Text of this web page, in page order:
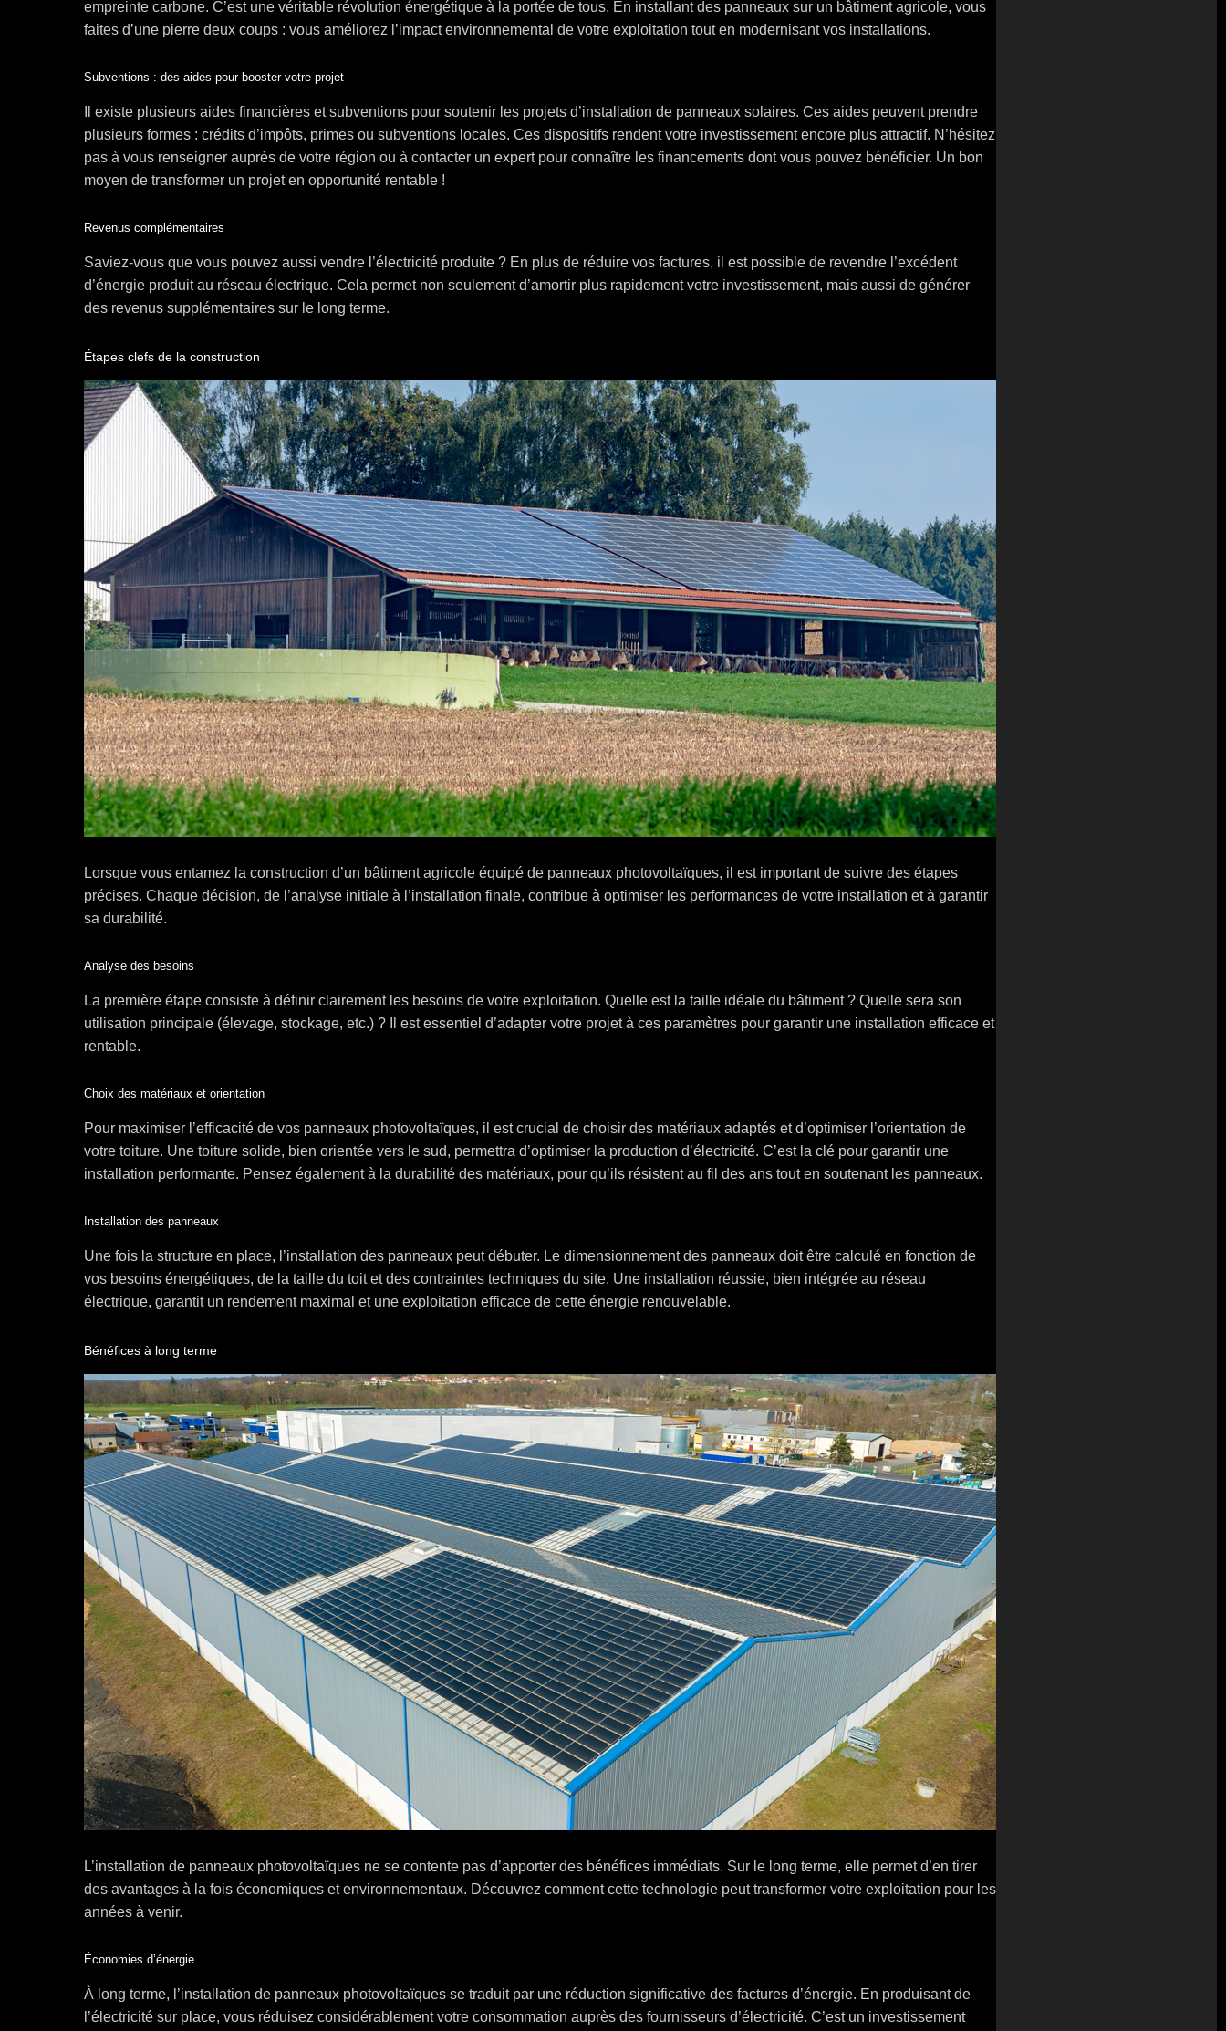
empreinte carbone. C’est une véritable révolution énergétique à la portée de tous. En installant des panneaux sur un bâtiment agricole, vous
faites d’une pierre deux coups : vous améliorez l’impact environnemental de votre exploitation tout en modernisant vos installations.
Subventions : des aides pour booster votre projet
Il existe plusieurs aides financières et subventions pour soutenir les projets d’installation de panneaux solaires. Ces aides peuvent prendre
plusieurs formes : crédits d’impôts, primes ou subventions locales. Ces dispositifs rendent votre investissement encore plus attractif. N’hésitez
pas à vous renseigner auprès de votre région ou à contacter un expert pour connaître les financements dont vous pouvez bénéficier. Un bon
moyen de transformer un projet en opportunité rentable !
Revenus complémentaires
Saviez-vous que vous pouvez aussi vendre l’électricité produite ? En plus de réduire vos factures, il est possible de revendre l’excédent
d’énergie produit au réseau électrique. Cela permet non seulement d’amortir plus rapidement votre investissement, mais aussi de générer
des revenus supplémentaires sur le long terme.
Étapes clefs de la construction
Lorsque vous entamez la construction d’un bâtiment agricole équipé de panneaux photovoltaïques, il est important de suivre des étapes
précises. Chaque décision, de l’analyse initiale à l’installation finale, contribue à optimiser les performances de votre installation et à garantir
sa durabilité.
Analyse des besoins
La première étape consiste à définir clairement les besoins de votre exploitation. Quelle est la taille idéale du bâtiment ? Quelle sera son
utilisation principale (élevage, stockage, etc.) ? Il est essentiel d’adapter votre projet à ces paramètres pour garantir une installation efficace et
rentable.
Choix des matériaux et orientation
Pour maximiser l’efficacité de vos panneaux photovoltaïques, il est crucial de choisir des matériaux adaptés et d’optimiser l’orientation de
votre toiture. Une toiture solide, bien orientée vers le sud, permettra d’optimiser la production d’électricité. C’est la clé pour garantir une
installation performante. Pensez également à la durabilité des matériaux, pour qu’ils résistent au fil des ans tout en soutenant les panneaux.
Installation des panneaux
Une fois la structure en place, l’installation des panneaux peut débuter. Le dimensionnement des panneaux doit être calculé en fonction de
vos besoins énergétiques, de la taille du toit et des contraintes techniques du site. Une installation réussie, bien intégrée au réseau
électrique, garantit un rendement maximal et une exploitation efficace de cette énergie renouvelable.
Bénéfices à long terme
L’installation de panneaux photovoltaïques ne se contente pas d’apporter des bénéfices immédiats. Sur le long terme, elle permet d’en tirer
des avantages à la fois économiques et environnementaux. Découvrez comment cette technologie peut transformer votre exploitation pour les
années à venir.
Économies d’énergie
À long terme, l’installation de panneaux photovoltaïques se traduit par une réduction significative des factures d’énergie. En produisant de
l’électricité sur place, vous réduisez considérablement votre consommation auprès des fournisseurs d’électricité. C’est un investissement